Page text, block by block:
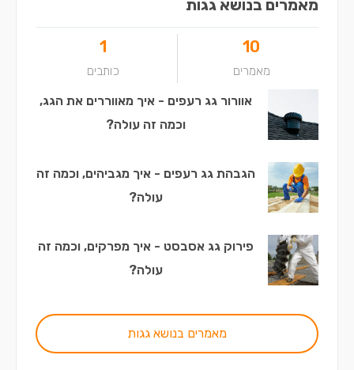
מאמרים בנושא גגות
10
מאמרים
1
כותבים
אוורור גג רעפים - איך מאווררים את הגג,
וכמה זה עולה?
הגבהת גג רעפים - איך מגביהים, וכמה זה
עולה?
פירוק גג אסבסט - איך מפרקים, וכמה זה
עולה?
מאמרים בנושא גגות